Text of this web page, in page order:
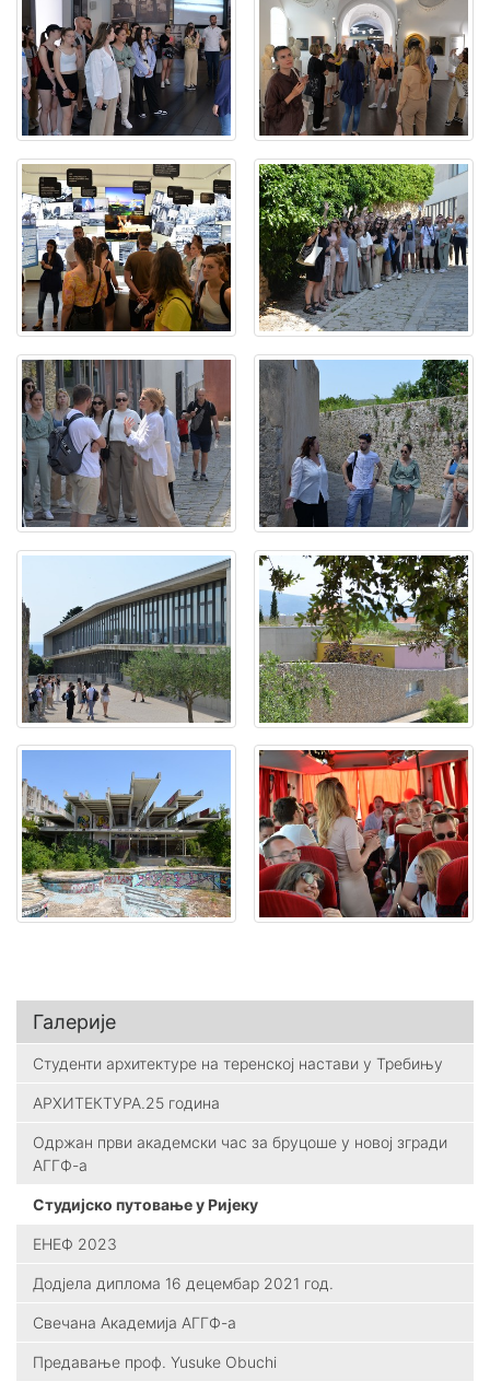
Галерије
Студенти архитектуре на теренској настави у Требињу
АРХИТЕКТУРА.25 година
Одржан први академски час за бруцоше у новој згради
АГГФ-а
Студијско путовање у Ријеку
ЕНЕФ 2023
Додјела диплома 16 децембар 2021 год.
Свечана Академија АГГФ-а
Предавање проф. Yusuke Obuchi